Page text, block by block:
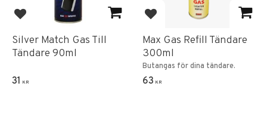
Add to favorites
Silver Match Gas Till
Tändare 90ml
31 KR
Add to favorites
Max Gas Refill Tändare
300ml
Butangas för dina tändare.
63 KR